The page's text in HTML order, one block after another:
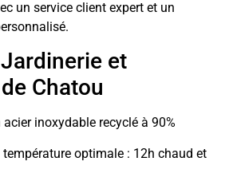
un service client expert et un
et
Chatou
inoxydable recyclé à 90%
optimale : 12h chaud et